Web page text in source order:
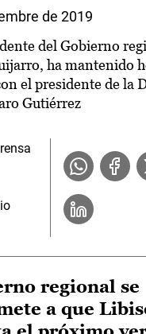
de 2019
del Gobierno
ha mantenido
el presidente de la
Gutiérrez
regional se
a que